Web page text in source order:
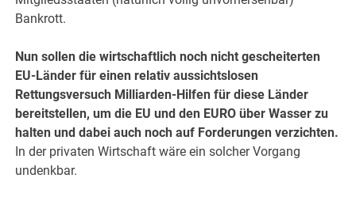
Bankrott.
Nun sollen die wirtschaftlich noch nicht gescheiterten
EU-Länder für einen relativ aussichtslosen
Rettungsversuch Milliarden-Hilfen für diese Länder
bereitstellen, um die EU und den EURO über Wasser zu
halten und dabei auch noch auf Forderungen verzichten.
In der privaten Wirtschaft wäre ein solcher Vorgang
undenkbar.